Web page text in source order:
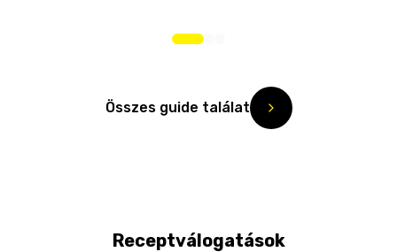
Összes guide találat
Receptválogatások